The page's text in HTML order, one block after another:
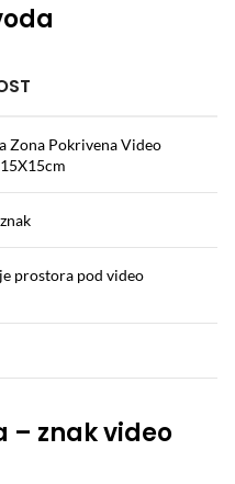
Zona Pokrivena Video
prostora pod video
– znak video